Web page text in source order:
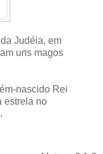
Judéia, em
uns magos
nascido Rei
estrela no
.